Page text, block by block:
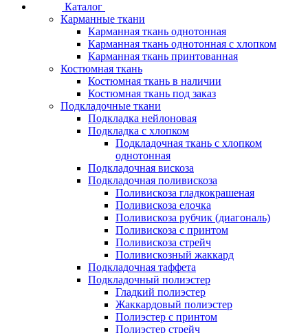
Каталог
Карманные ткани
Карманная ткань однотонная
Карманная ткань однотонная с хлопком
Карманная ткань принтованная
Костюмная ткань
Костюмная ткань в наличии
Костюмная ткань под заказ
Подкладочные ткани
Подкладка нейлоновая
Подкладка с хлопком
Подкладочная ткань с хлопком
однотонная
Подкладочная вискоза
Подкладочная поливискоза
Поливискоза гладкокрашеная
Поливискоза елочка
Поливискоза рубчик (диагональ)
Поливискоза с принтом
Поливискоза стрейч
Поливискозный жаккард
Подкладочная таффета
Подкладочный полиэстер
Гладкий полиэстер
Жаккардовый полиэстер
Полиэстер с принтом
Полиэстер стрейч